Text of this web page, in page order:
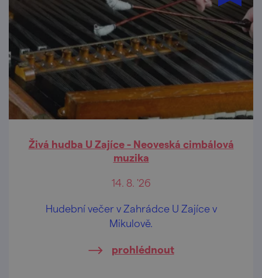
Živá hudba U Zajíce - Neoveská cimbálová
muzika
14. 8. '26
Hudební večer v Zahrádce U Zajíce v
Mikulově.
prohlédnout